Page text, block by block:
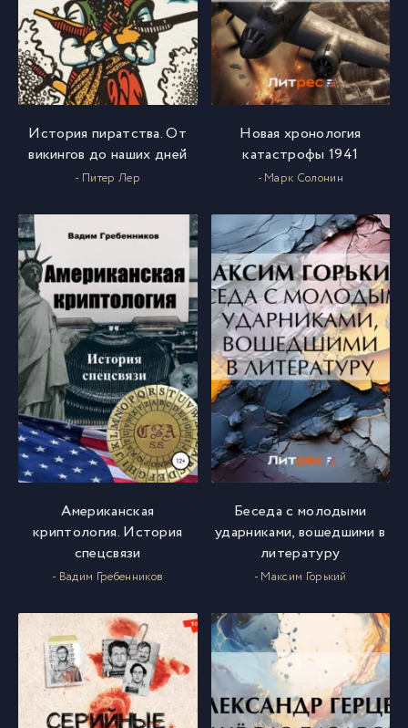
История пиратства. От
викингов до наших дней
- Питер Лер
Новая хронология
катастрофы 1941
- Марк Солонин
Американская
криптология. История
спецсвязи
- Вадим Гребенников
Беседа с молодыми
ударниками, вошедшими в
литературу
- Максим Горький